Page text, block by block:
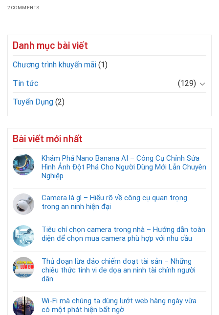
Danh mục bài viết
Chương trình khuyến mãi (1)
Tin tức
(129)
Tuyển Dụng (2)
Bài viết mới nhất
Khám Phá Nano Banana AI – Công Cụ Chỉnh Sửa
Hình Ảnh Đột Phá Cho Người Dùng Mới Lẫn Chuyên
Nghiệp
Camera là gì – Hiểu rõ về công cụ quan trọng
trong an ninh hiện đại
Tiêu chí chọn camera trong nhà – Hướng dẫn toàn
diện để chọn mua camera phù hợp với nhu cầu
Thủ đoạn lừa đảo chiếm đoạt tài sản – Những
chiêu thức tinh vi đe dọa an ninh tài chính người
dân
Wi-Fi mà chúng ta dùng lướt web hàng ngày vừa
có một phát hiện bất ngờ
2 COMMENTS